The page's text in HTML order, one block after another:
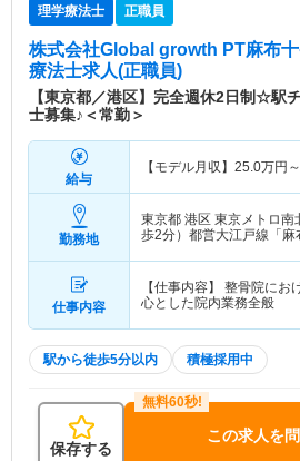
理学療法士 正職員
株式会社Global growth PT麻布
療法士求人(正職員)
【東京都／港区】完全週休2日制☆駅
士募集♪＜常勤＞
給与
【モデル月収】 25.0万円～
勤務地
東京都 港区 東京メトロ南
歩2分）都営大江戸線「麻
仕事内容
【仕事内容】 整骨院に
心とした院内業務全般
駅から徒歩5分以内 積極採用中
保存する
この求人を